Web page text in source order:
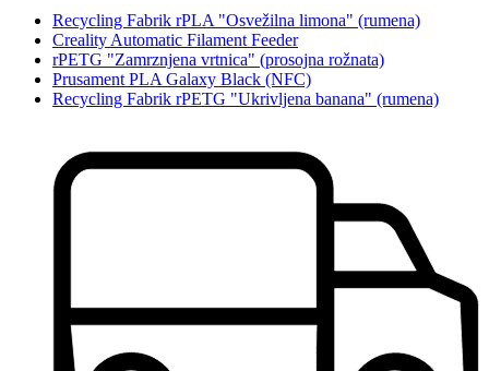
Recycling Fabrik rPLA "Osvežilna limona" (rumena)
Creality Automatic Filament Feeder
rPETG "Zamrznjena vrtnica" (prosojna rožnata)
Prusament PLA Galaxy Black (NFC)
Recycling Fabrik rPETG "Ukrivljena banana" (rumena)